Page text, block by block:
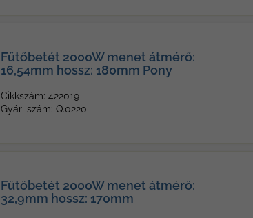
Fűtőbetét 2000W menet átmérő:
16,54mm hossz: 180mm Pony
Cikkszám: 422019
Gyári szám: Q.0220
Fűtőbetét 2000W menet átmérő:
32,9mm hossz: 170mm